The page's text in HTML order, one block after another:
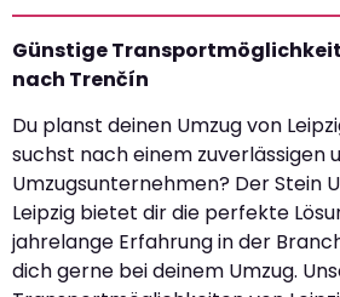
Günstige
nach Trenčín
Du planst deinen Umzug von
suchst nach einem zuverlässigen
Umzugsunternehmen? Der Stein
Leipzig bietet dir die perfekte
jahrelange Erfahrung in der
dich gerne bei deinem Umzug.